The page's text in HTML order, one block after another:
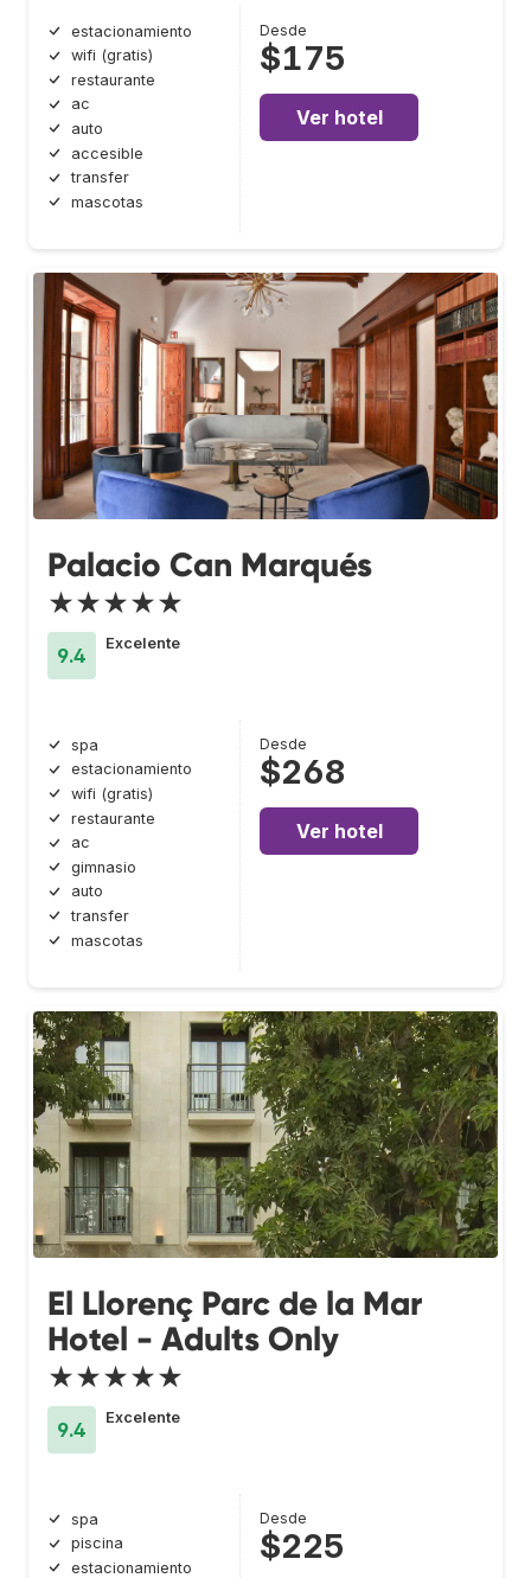
estacionamiento
wifi (gratis)
restaurante
ac
auto
accesible
transfer
mascotas
Desde
$175
Ver hotel
Palacio Can Marqués
★★★★★
9.4
Excelente
spa
estacionamiento
wifi (gratis)
restaurante
ac
gimnasio
auto
transfer
mascotas
Desde
$268
Ver hotel
El Llorenç Parc de la Mar
Hotel - Adults Only
★★★★★
9.4
Excelente
spa
piscina
estacionamiento
Desde
$225